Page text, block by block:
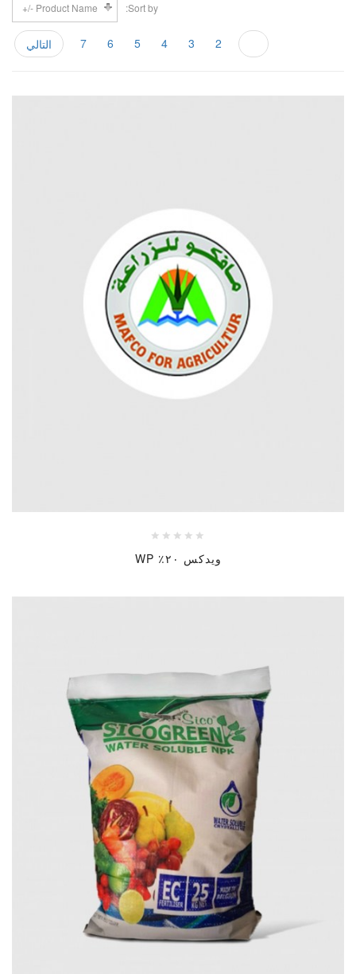
Sort by
Product Name -/+
2
3
4
5
6
7 التالي
ويدكس ٢٠٪ WP